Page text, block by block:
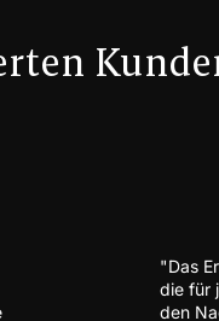
"Das
die für
den